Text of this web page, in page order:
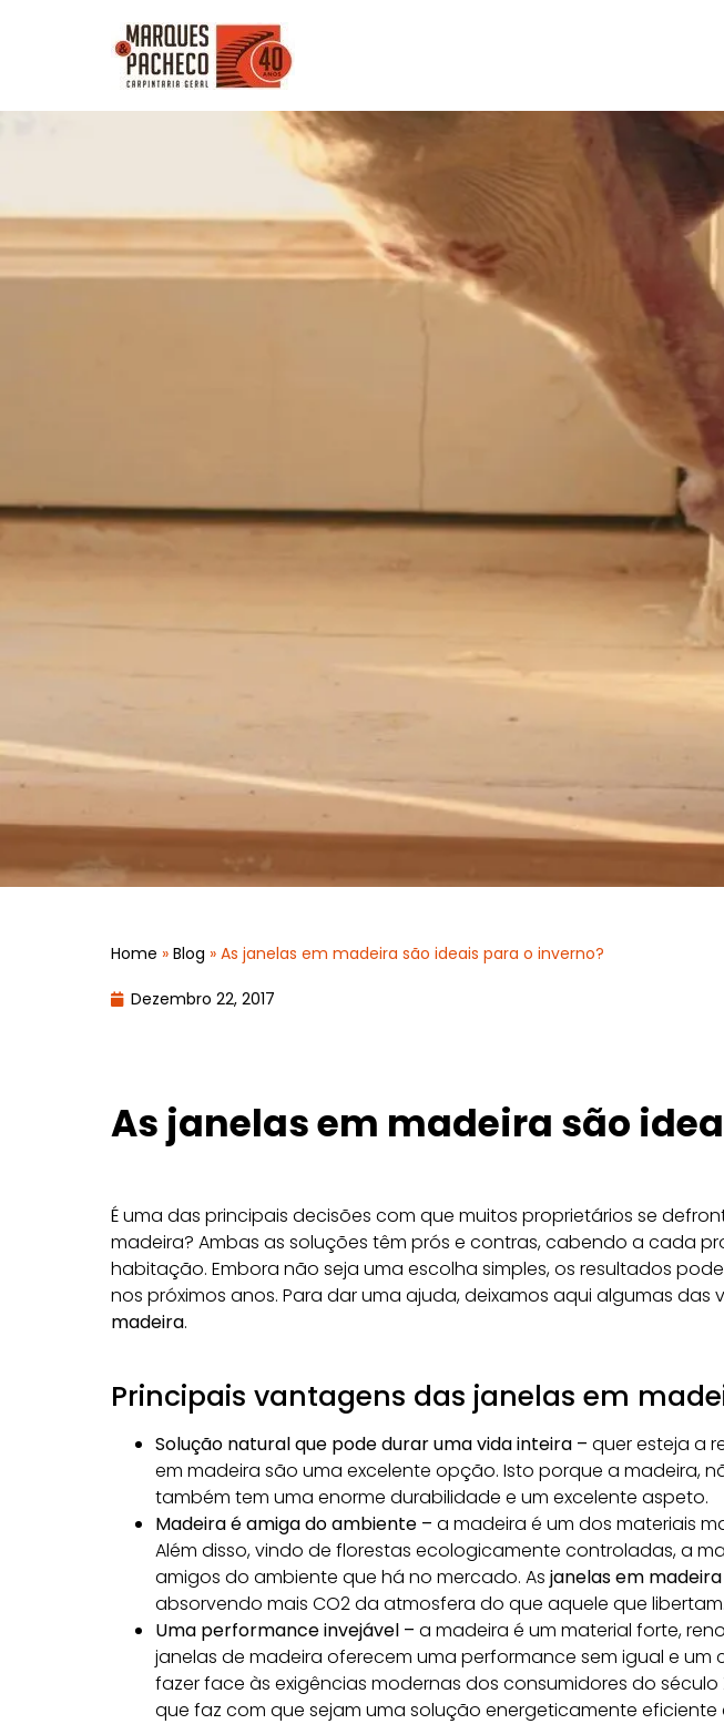
Home » Blog » As janelas em madeira são ideais para o inverno?
Dezembro 22, 2017
As janelas em madeira são
É uma das principais decisões com que muitos proprietários se
madeira? Ambas as soluções têm prós e contras, cabendo a cada
habitação. Embora não seja uma escolha simples, os resultados
nos próximos anos. Para dar uma ajuda, deixamos aqui algumas
madeira.
Principais vantagens das janelas em
Solução natural que pode durar uma vida inteira – quer esteja a
em madeira são uma excelente opção. Isto porque a madeira,
também tem uma enorme durabilidade e um excelente aspeto.
Madeira é amiga do ambiente – a madeira é um dos materiais
Além disso, vindo de florestas ecologicamente controladas, a
amigos do ambiente que há no mercado. As janelas em madeira
absorvendo mais CO2da atmosfera do que aquele que libertam.
Uma performance invejável – a madeira é um material forte,
janelas de madeira oferecem uma performance sem igual e um
fazer face às exigências modernas dos consumidores do século
que faz com que sejam uma solução energeticamente